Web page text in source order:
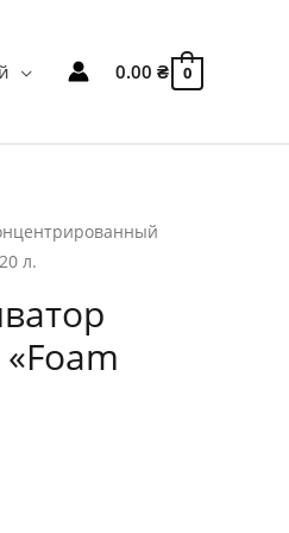
0.00 ₴ 0
л.